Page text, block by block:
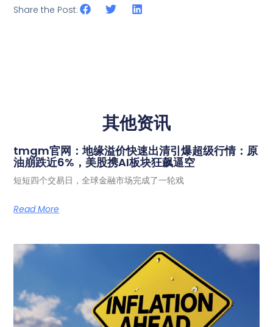
Share the Post:
其他资讯
tmgm官网：地缘溢价快速出清引爆超级行情：原
油崩跌近6%，美股携AI板块狂飙逼空
短短四个交易日，全球金融市场完成了一轮戏
Read More